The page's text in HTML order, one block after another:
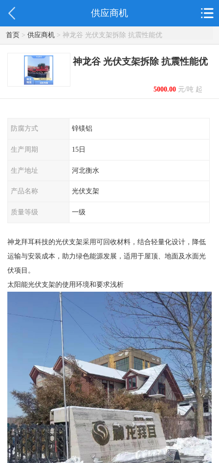
供应商机
首页> 供应商机> 神龙谷 光伏支架拆除 抗震性能优
神龙谷 光伏支架拆除 抗震性能优
5000.00元/吨 起
防腐方式 锌镁铝
生产周期 15日
生产地址 河北衡水
产品名称 光伏支架
质量等级 一级
神龙拜耳科技的光伏支架采用可回收材料，结合轻量化设计，降低
运输与安装成本，助力绿色能源发展，适用于屋顶、地面及水面光
伏项目。
太阳能光伏支架的使用环境和要求浅析